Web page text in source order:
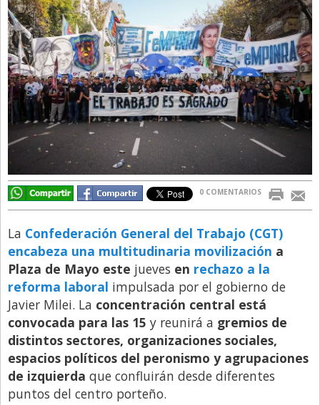
De Bolsillo
Diarios de Argentina
Diarios del Mundo
Directivos
Ecología y Ambiente
Economía
El Experto
El Innovador
El Precio Que Yo Ví
Entrevista
Entrevista Exclusiva
Finanzas
Gastronomia
Internacionales
La Opinión del Director
Legales
0 COMENTARIOS
La Confederación General del Trabajo (CGT)
encabeza una multitudinaria movilización a
Plaza de Mayo este jueves en rechazo a la
reforma laboral impulsada por el gobierno de
Javier Milei. La concentración central está
convocada para las 15 y reunirá a gremios de
distintos sectores, organizaciones sociales,
espacios políticos del peronismo y agrupaciones
de izquierda que confluirán desde diferentes
puntos del centro porteño.